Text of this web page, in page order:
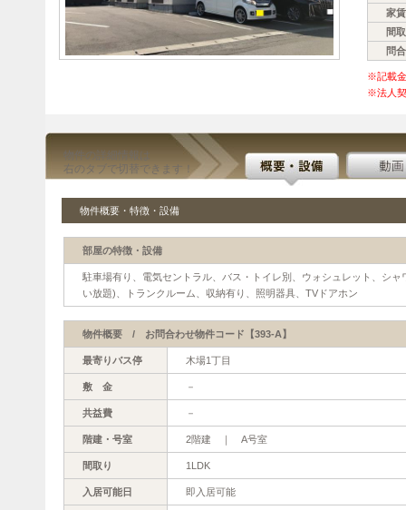
家
間
問
※記載
※法人契
物件の詳細情報は
右のタブで切替できます！
物件概要・特徴・設備
部屋の特徴・設備
駐車場有り、電気セントラル、バス・トイレ別、ウォシュレット、シ
い放題)、トランクルーム、収納有り、照明器具、TVドアホン
物件概要 / お問合わせ物件コード【393-A】
最寄りバス停 木場1丁目
敷 金 －
共益費 －
階建・号室 2階建 ｜ A号室
間取り 1LDK
入居可能日 即入居可能